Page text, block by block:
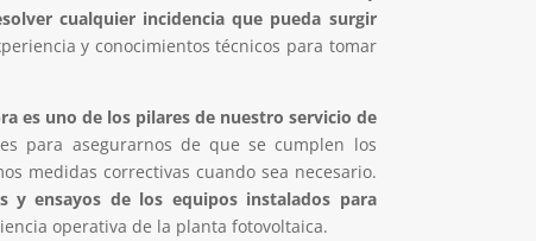
cualquier incidencia que pueda surgir
y conocimientos técnicos para tomar
es uno de los pilares de nuestro servicio de
para asegurarnos de que se cumplen los
medidas correctivas cuando sea necesario.
y ensayos de los equipos instalados para
operativa de la planta fotovoltaica.